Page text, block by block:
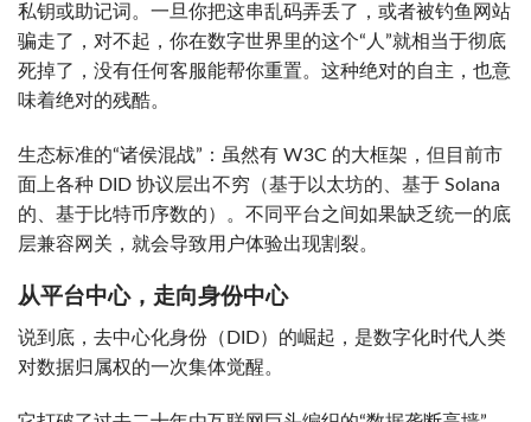
私钥或助记词。一旦你把这串乱码弄丢了，或者被钓鱼网站
骗走了，对不起，你在数字世界里的这个“人”就相当于彻底
死掉了，没有任何客服能帮你重置。这种绝对的自主，也意
味着绝对的残酷。
生态标准的“诸侯混战”：虽然有 W3C 的大框架，但目前市
面上各种 DID 协议层出不穷（基于以太坊的、基于 Solana
的、基于比特币序数的）。不同平台之间如果缺乏统一的底
层兼容网关，就会导致用户体验出现割裂。
从平台中心，走向身份中心
说到底，去中心化身份（DID）的崛起，是数字化时代人类
对数据归属权的一次集体觉醒。